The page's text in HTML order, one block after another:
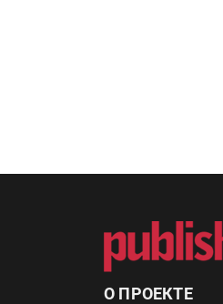
О ПРОЕКТЕ